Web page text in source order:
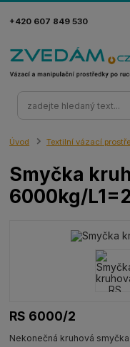
+420 607 849 530
Úvod Textilní vázací
Smyčka
6000kg/
RS 6000/2
Nekonečná kruhová